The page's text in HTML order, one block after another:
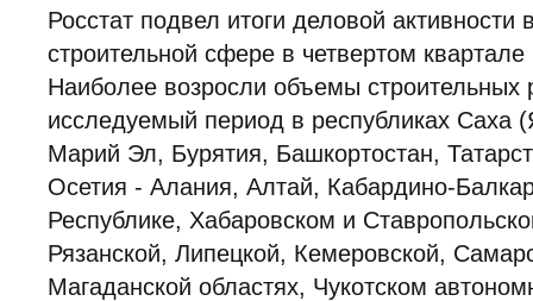
Росстат подвел итоги деловой активности
строительной сфере в четвертом квартале
Наиболее возросли объемы строительных
исследуемый период в республиках Саха
Марий Эл, Бурятия, Башкортостан,
Осетия - Алания, Алтай, Кабардино-
Республике, Хабаровском и
Рязанской, Липецкой, Кемеровской,
Магаданской областях, Чукотском